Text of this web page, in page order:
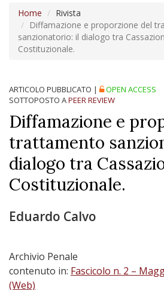
Home
Rivista
Diffamazione e proporzione del
sanzionatorio: il dialogo tra
Costituzionale.
ARTICOLO PUBBLICATO |
OPEN ACCESS
SOTTOPOSTO APEER REVIEW
Diffamazione e
trattamento
dialogo tra
Costituzionale.
Eduardo Calvo
Archivio Penale
contenuto in: Fascicolo n. 2 –
(Web)